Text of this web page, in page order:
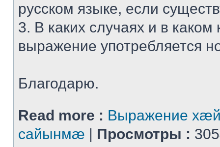
русском языке, если
3. В каких случаях и в каком
выражение употребляется
Благодарю.
Read more : Выражение
сайынмæ | Просмотры :